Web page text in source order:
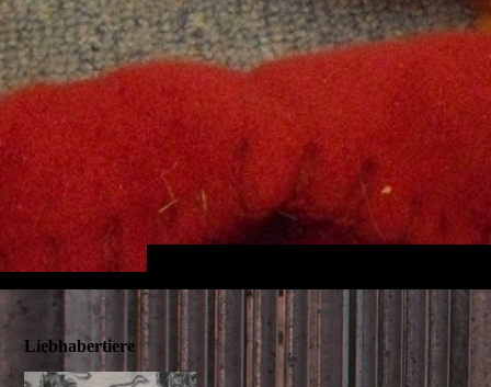
Liebhabertiere